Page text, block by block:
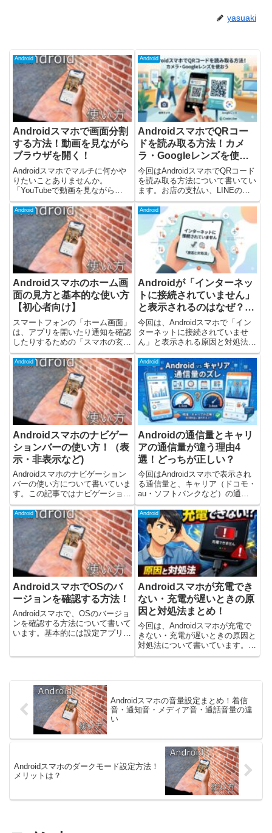
yasuaki
Android
Androidスマホで画面分割
する方法！動画を見ながら
ブラウザを開く！
Androidスマホでマルチに何かや
りたいことありませんか。
「YouTubeで動画を見ながら
LINEを返したい」「ブラウザを
開きつつ、同時にメモアプリを使
いたい」そんなときに便利なのが
画面分割機能（マルチウィンド
ウ）です。この記事では、An...
Android
AndroidスマホでQRコー
ドを読み取る方法！カメ
ラ・Googleレンズを使お
う
今回はAndroidスマホでQRコード
を読み取る方法について書いてい
ます。お店の支払い、LINEの友
だち追加、Wi-Fi接続などでQRコ
ードを読み取る場面はかなり増え
ました。しかし、Androidスマホ
を使っているとQRコードの読み
取り方が...
Android
Androidスマホのホーム画
面の見方と基本的な使い方
【初心者向け】
スマートフォンの「ホーム画面」
は、アプリを開いたり通知を確認
したりするための「スマホの玄
関」のような場所です。Android
スマホでは、ホーム画面のレイア
ウトやデザインを自由に変えるこ
ともできます。毎日開いて、使い
始める場所なので、自分の使...
Android
Androidが「インターネッ
トに接続されていません」
と表示されるのはなぜ？原
因と対処法
今回は、Androidスマホで「イン
ターネットに接続されていませ
ん」と表示される原因と対処法に
ついて書いています。スマホを使
っていると、Wi-Fiに繋がってい
るのにネットが見られない
Google検索ができないYouTube
やSNSが読み込め...
Android
Androidスマホのナビゲー
ションバーの使い方！（表
示・非表示など)
Androidスマホのナビゲーション
バーの使い方について書いていま
す。この記事ではナビゲーション
バーの使い方と表示・非表示方法
について書いています。ナビゲー
ションバーは画面下部にある3つ
のボタンです。Androidバージョ
ン10からの新しい...
Android
Androidの通信量とキャリ
アの通信量が違う理由4
選！どっちが正しい？
今回はAndroidスマホで表示され
る通信量と、キャリア（ドコモ・
au・ソフトバンクなど）の通信
量が違う理由について解説しま
す。Androidとキャリアのアプリ
で、それぞれ通信量を確認する
と、下記のように数字が違うこと
があります。Andro...
Android
AndroidスマホでOSのバ
ージョンを確認する方法！
Androidスマホで、OSのバージョ
ンを確認する方法について書いて
います。基本的には設定アプリか
Android
Androidスマホが充電でき
ない・充電が遅いときの原
因と対処法まとめ！
今回は、Androidスマホが充電で
きない・充電が遅いときの原因と
対処法について書いています。朝
起きたらまったく充電できていな
Androidスマホの音量設定まとめ！着信
音・通知音・メディア音・通話音量の違
い
Androidスマホのダークモード設定方法！
メリットは？